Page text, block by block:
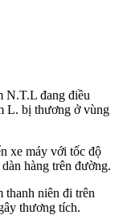
N.T.L đang điều
L. bị thương ở vùng
xe máy với tốc độ
hàng trên đường.
thanh niên đi trên
thương tích.